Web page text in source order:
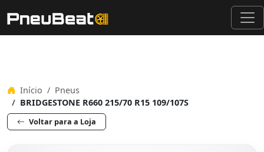
Início
Pneus
BRIDGESTONE R660 215/70 R15 109/107S
Voltar para a Loja